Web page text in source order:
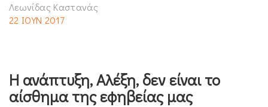
Λεωνίδας Καστανάς
22 ΙΟΥΝ 2017
Η ανάπτυξη, Αλέξη, δεν είναι το
αίσθημα της εφηβείας μας